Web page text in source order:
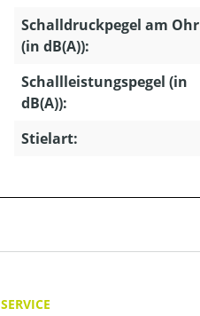
Schalldruckpegel am Ohr
(in dB(A)):
Schallleistungspegel (in
dB(A)):
Stielart:
SERVICE